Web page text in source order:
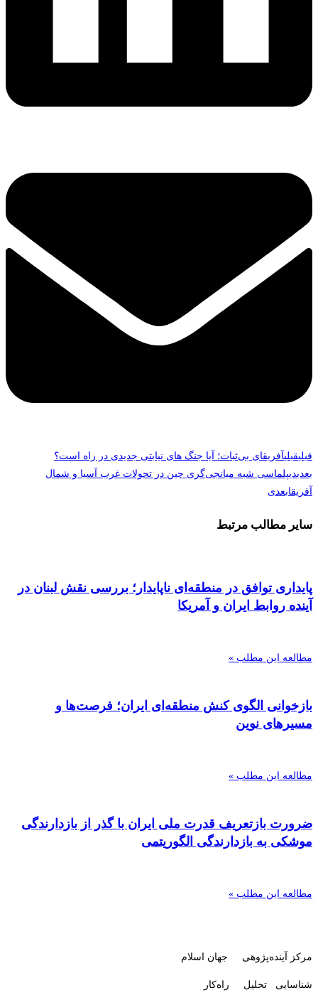
قبلیقبلیآفریقای بی‌ثبات؛ آیا جنگ های نیابتی جدیدی در راه است؟
بعدیدیپلماسی شبه ‌میانجی‌گری چین در تحولات غرب آسیا و شمال
آفریقابعدی
سایر مطالب مرتبط
پایداری توافق در منطقه‌ای ناپایدار؛ بررسی نقش لبنان در
آینده روابط ایران و آمریکا
مطالعه این مطلب »
بازخوانی الگوی کنش منطقه‌ای ایران؛ فرصت‌ها و
مسیرهای نوین
مطالعه این مطلب »
ضرورت بازتعریف قدرت ملی ایران با گذر از بازدارندگی
موشکی به بازدارندگی الگوریتمی
مطالعه این مطلب »
مرکز آینده‌پژوهی جهان اسلام
شناسایی تحلیل راه‌کار